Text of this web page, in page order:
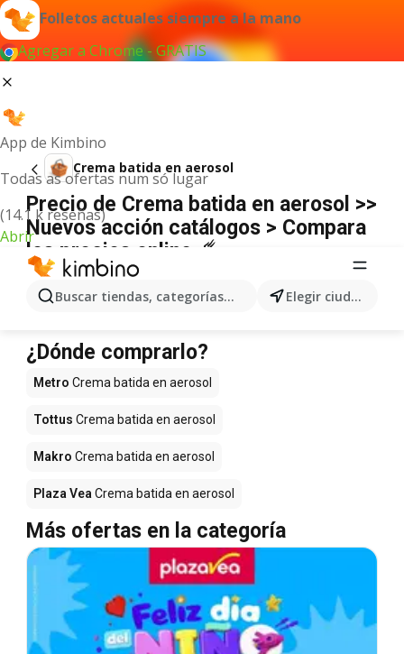
Folletos actuales siempre a la mano
Agregar a Chrome - GRATIS
App de Kimbino
Todas as ofertas num só lugar
(14.1 k reseñas)
Abrir
Buscar tiendas, categorías, productos... Elegir ciudad
Crema batida en aerosol
Precio de Crema batida en aerosol >>
Nuevos acción catálogos > Compara
los precios online ☄️
No hemos encontrado resultados para este
término.
¿Dónde comprarlo?
Metro Crema batida en aerosol
Tottus Crema batida en aerosol
Makro Crema batida en aerosol
Plaza Vea Crema batida en aerosol
Más ofertas en la categoría